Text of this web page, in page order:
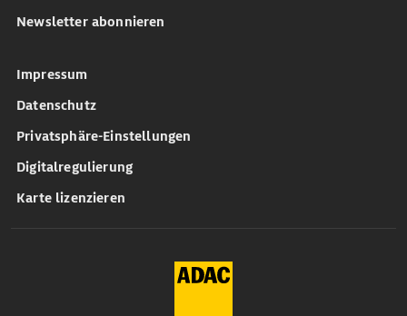
Newsletter abonnieren
Impressum
Datenschutz
Privatsphäre-Einstellungen
Digitalregulierung
Karte lizenzieren